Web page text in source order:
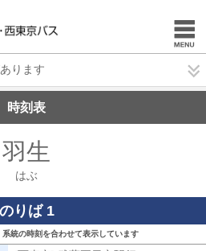
ります
時刻表
羽生
はぶ
のりば 1
統の時刻を合わせて表示しています